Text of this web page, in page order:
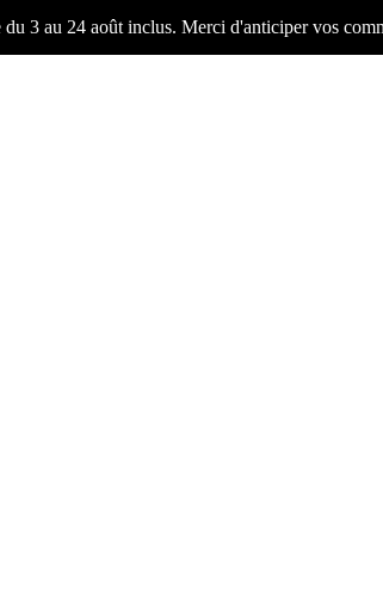
du 3 au 24 août inclus. Merci d'anticiper vos